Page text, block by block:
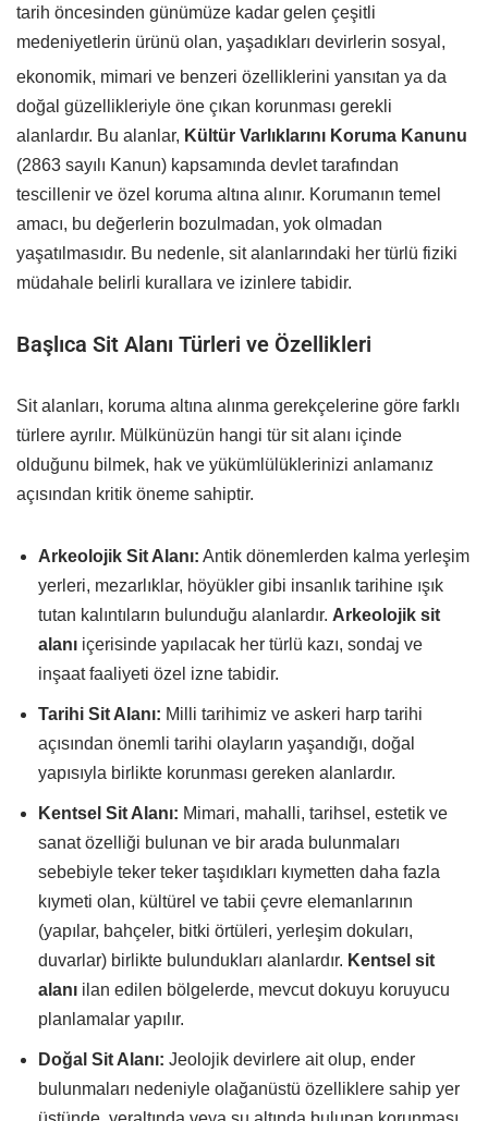
tarih öncesinden günümüze kadar gelen çeşitli
medeniyetlerin ürünü olan, yaşadıkları devirlerin sosyal,
ekonomik, mimari ve benzeri özelliklerini yansıtan ya da
doğal güzellikleriyle öne çıkan korunması gerekli
alanlardır. Bu alanlar, Kültür Varlıklarını Koruma Kanunu
(2863 sayılı Kanun) kapsamında devlet tarafından
tescillenir ve özel koruma altına alınır. Korumanın temel
amacı, bu değerlerin bozulmadan, yok olmadan
yaşatılmasıdır. Bu nedenle, sit alanlarındaki her türlü fiziki
müdahale belirli kurallara ve izinlere tabidir.
Başlıca Sit Alanı Türleri ve Özellikleri
Sit alanları, koruma altına alınma gerekçelerine göre farklı
türlere ayrılır. Mülkünüzün hangi tür sit alanı içinde
olduğunu bilmek, hak ve yükümlülüklerinizi anlamanız
açısından kritik öneme sahiptir.
Arkeolojik Sit Alanı: Antik dönemlerden kalma yerleşim
yerleri, mezarlıklar, höyükler gibi insanlık tarihine ışık
tutan kalıntıların bulunduğu alanlardır. Arkeolojik sit
alanı içerisinde yapılacak her türlü kazı, sondaj ve
inşaat faaliyeti özel izne tabidir.
Tarihi Sit Alanı: Milli tarihimiz ve askeri harp tarihi
açısından önemli tarihi olayların yaşandığı, doğal
yapısıyla birlikte korunması gereken alanlardır.
Kentsel Sit Alanı: Mimari, mahalli, tarihsel, estetik ve
sanat özelliği bulunan ve bir arada bulunmaları
sebebiyle teker teker taşıdıkları kıymetten daha fazla
kıymeti olan, kültürel ve tabii çevre elemanlarının
(yapılar, bahçeler, bitki örtüleri, yerleşim dokuları,
duvarlar) birlikte bulundukları alanlardır. Kentsel sit
alanı ilan edilen bölgelerde, mevcut dokuyu koruyucu
planlamalar yapılır.
Doğal Sit Alanı: Jeolojik devirlere ait olup, ender
bulunmaları nedeniyle olağanüstü özelliklere sahip yer